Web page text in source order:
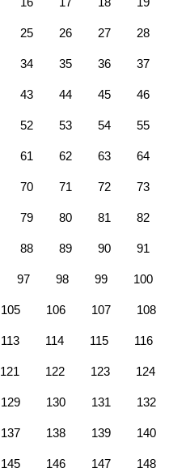
25 26 27 28
34 35 36 37
43 44 45 46
52 53 54 55
61 62 63 64
70 71 72 73
79 80 81 82
88 89 90 91
97 98 99 100
105 106 107 108
113 114 115 116
121 122 123 124
129 130 131 132
137 138 139 140
145 146 147 148